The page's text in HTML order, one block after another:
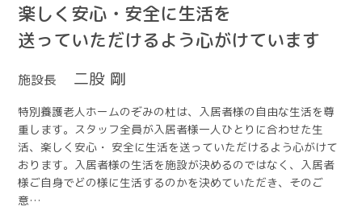
楽しく安心・安全に生活を
送っていただけるよう心がけています
施設長 二股 剛
特別養護老人ホームのぞみの杜は、入居者様の自由な生活を尊
重します。スタッフ全員が入居者様一人ひとりに合わせた生
活、楽しく安心・ 安全に生活を送っていただけるよう心がけて
おります。入居者様の生活を施設が決めるのではなく、入居者
様ご自身でどの様に生活するのかを決めていただき、そのご
意…